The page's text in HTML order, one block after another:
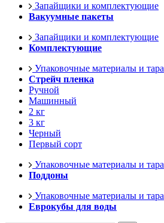
Запайщики и комплектующие
Вакуумные пакеты
Запайщики и комплектующие
Комплектующие
Упаковочные материалы и тара
Стрейч пленка
Ручной
Машинный
2 кг
3 кг
Черный
Первый сорт
Упаковочные материалы и тара
Поддоны
Упаковочные материалы и тара
Еврокубы для воды